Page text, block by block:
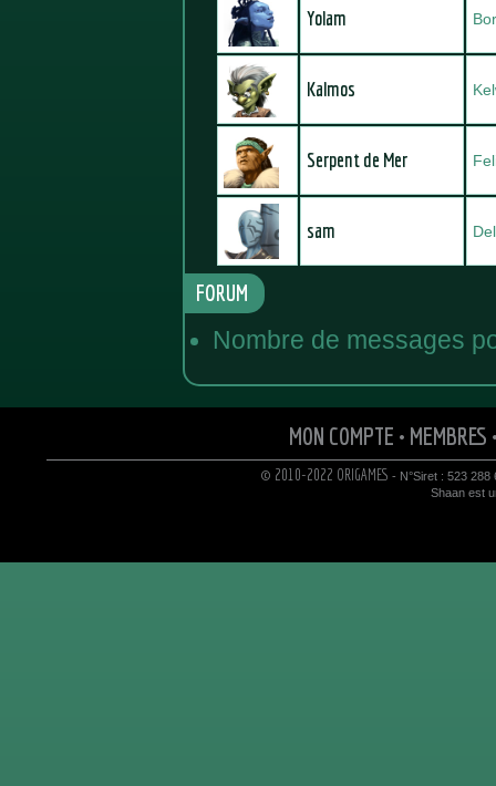
Yolam
Kalmos
Serpent de Mer
sam
FORUM
Nombre de messages
MON COMPTE • MEMBRES
© 2010-2022 ORIGAMES - N°Siret : 523 288
Shaan est